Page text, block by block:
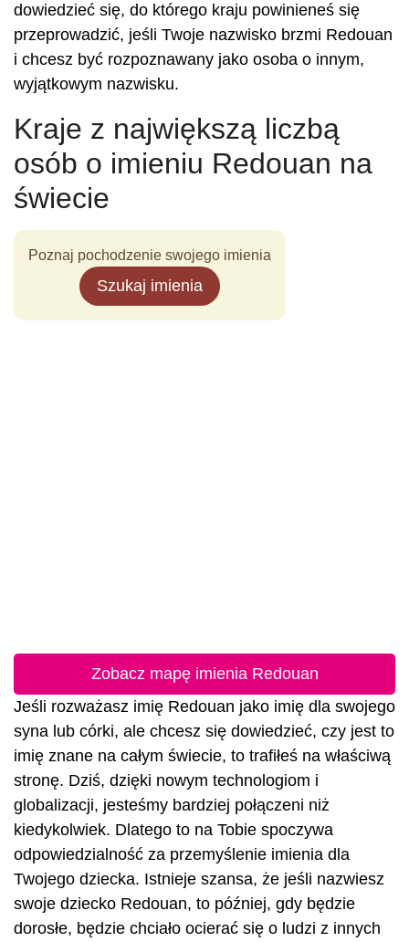
dowiedzieć się, do którego kraju powinieneś się
przeprowadzić, jeśli Twoje nazwisko brzmi Redouan
i chcesz być rozpoznawany jako osoba o innym,
wyjątkowym nazwisku.
Kraje z największą liczbą
osób o imieniu Redouan na
świecie
Poznaj pochodzenie swojego imienia
Szukaj imienia
Zobacz mapę imienia Redouan
Jeśli rozważasz imię Redouan jako imię dla swojego
syna lub córki, ale chcesz się dowiedzieć, czy jest to
imię znane na całym świecie, to trafiłeś na właściwą
stronę. Dziś, dzięki nowym technologiom i
globalizacji, jesteśmy bardziej połączeni niż
kiedykolwiek. Dlatego to na Tobie spoczywa
odpowiedzialność za przemyślenie imienia dla
Twojego dziecka. Istnieje szansa, że jeśli nazwiesz
swoje dziecko Redouan, to później, gdy będzie
dorosłe, będzie chciało ocierać się o ludzi z innych